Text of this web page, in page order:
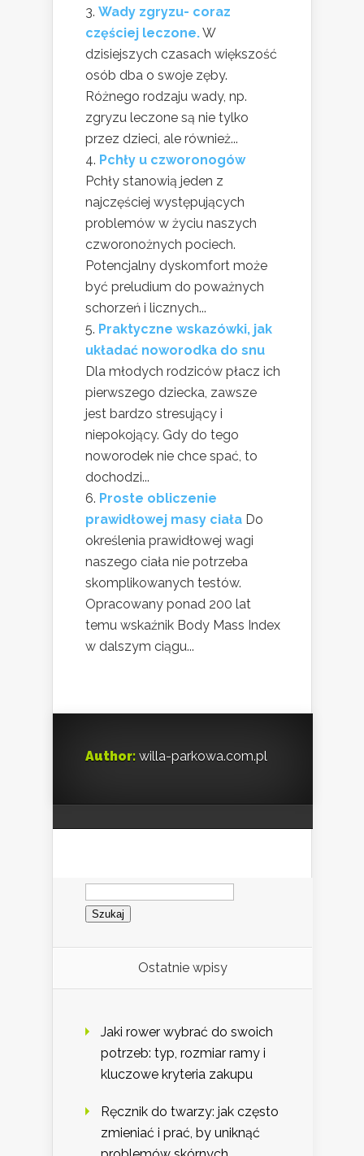
Wady zgryzu- coraz
częściej leczone.W
dzisiejszych czasach większość
osób dba o swoje zęby.
Różnego rodzaju wady, np.
zgryzu leczone są nie tylko
przez dzieci, ale również...
Pchły u czworonogów
Pchły stanowią jeden z
najczęściej występujących
problemów w życiu naszych
czworonożnych pociech.
Potencjalny dyskomfort może
być preludium do poważnych
schorzeń i licznych...
Praktyczne wskazówki, jak
układać noworodka do snu
Dla młodych rodziców płacz ich
pierwszego dziecka, zawsze
jest bardzo stresujący i
niepokojący. Gdy do tego
noworodek nie chce spać, to
dochodzi...
Proste obliczenie
prawidłowej masy ciała Do
określenia prawidłowej wagi
naszego ciała nie potrzeba
skomplikowanych testów.
Opracowany ponad 200 lat
temu wskaźnik Body Mass Index
w dalszym ciągu...
Author: willa-parkowa.com.pl
Szukaj:
Ostatnie wpisy
Jaki rower wybrać do swoich
potrzeb: typ, rozmiar ramy i
kluczowe kryteria zakupu
Ręcznik do twarzy: jak często
zmieniać i prać, by uniknąć